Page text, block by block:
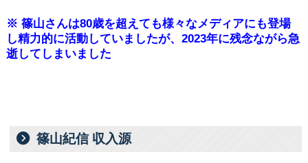
※ 篠山さんは80歳を超えても様々なメディアにも登場
し精力的に活動していましたが、2023年に残念ながら急
逝してしまいました
篠山紀信 収入源